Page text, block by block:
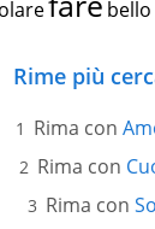
bello
Rime più
Rima con
Rima con
Rima con